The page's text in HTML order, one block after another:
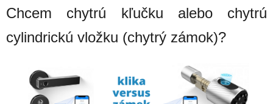
Chcem chytrú kľučku alebo chytrú
cylindrickú vložku (chytrý zámok)?